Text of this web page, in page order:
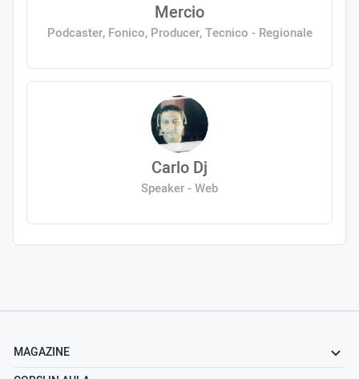
Mercio
Podcaster, Fonico, Producer, Tecnico - Regionale
Carlo Dj
Speaker - Web
MAGAZINE